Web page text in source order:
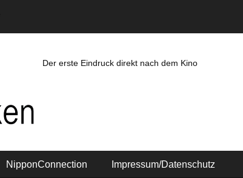
Der erste Eindruck direkt nach dem Kino
NipponConnection Impressum/Datenschutz